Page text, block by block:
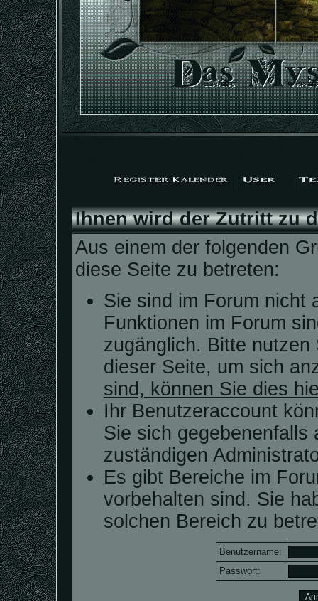
Ihnen wird der Zutritt zu
Aus einem der folgenden
diese Seite zu betreten:
Sie sind im Forum nicht
Funktionen im Forum
zugänglich. Bitte
dieser Seite, um sich
sind, können Sie dies
Ihr Benutzeraccount
Sie sich gegebenenfalls
zuständigen
Es gibt Bereiche im
vorbehalten sind. Sie
solchen Bereich zu
Benutzername:
Passwort: